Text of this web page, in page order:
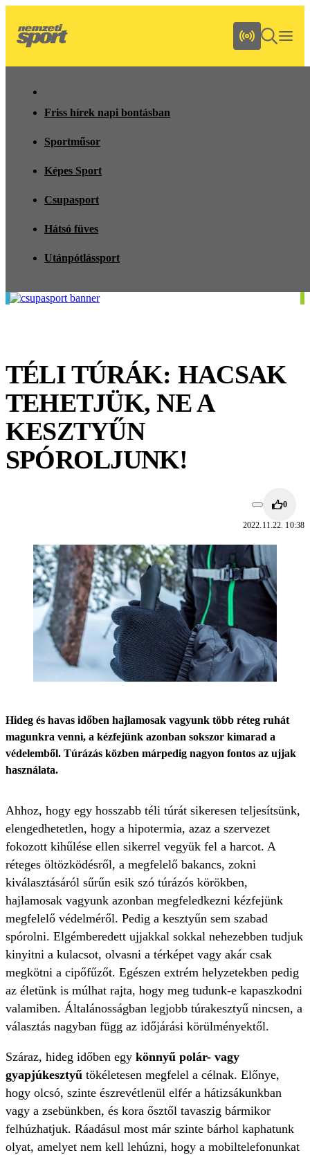
Friss hírek napi bontásban
Sportműsor
Képes Sport
Csupasport
Hátsó füves
Utánpótlássport
TÉLI TÚRÁK: HACSAK
TEHETJÜK, NE A
KESZTYŰN
SPÓROLJUNK!
0
2022.11.22. 10:38
Hideg és havas időben hajlamosak vagyunk több réteg ruhát
magunkra venni, a kézfejünk azonban sokszor kimarad a
védelemből. Túrázás közben márpedig nagyon fontos az ujjak
használata.
Ahhoz, hogy egy hosszabb téli túrát sikeresen teljesítsünk,
elengedhetetlen, hogy a hipotermia, azaz a szervezet
fokozott kihűlése ellen sikerrel vegyük fel a harcot. A
réteges öltözködésről, a megfelelő bakancs, zokni
kiválasztásáról sűrűn esik szó túrázós körökben,
hajlamosak vagyunk azonban megfeledkezni kézfejünk
megfelelő védelméről. Pedig a kesztyűn sem szabad
spórolni. Elgémberedett ujjakkal sokkal nehezebben tudjuk
kinyitni a kulacsot, olvasni a térképet vagy akár csak
megkötni a cipőfűzőt. Egészen extrém helyzetekben pedig
az életünk is múlhat rajta, hogy meg tudunk-e kapaszkodni
valamiben. Általánosságban legjobb túrakesztyű nincsen, a
választás nagyban függ az időjárási körülményektől.
Száraz, hideg időben egy könnyű polár- vagy
gyapjúkesztyű tökéletesen megfelel a célnak. Előnye,
hogy olcsó, szinte észrevétlenül elfér a hátizsákunkban
vagy a zsebünkben, és kora ősztől tavaszig bármikor
felhúzhatjuk. Ráadásul most már szinte bárhol kaphatunk
olyat, amelyet nem kell lehúzni, hogy a mobiltelefonunkat